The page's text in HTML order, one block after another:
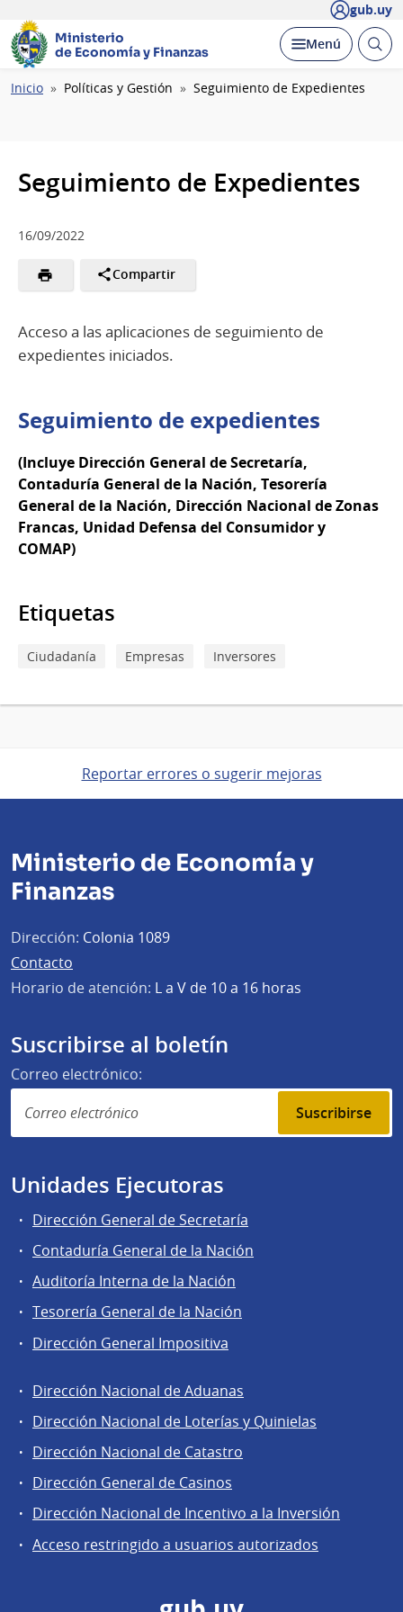
gub.uy
Ministerio
de Economía y Finanzas
Desplegar
Menú Abrir
Ruta
Inicio Políticas y Gestión Seguimiento de Expedientes
Seguimiento de Expedientes
16/09/2022
Compartir
Acceso a las aplicaciones de seguimiento de
expedientes iniciados.
Seguimiento de expedientes
(Incluye Dirección General de Secretaría,
Contaduría General de la Nación, Tesorería
General de la Nación, Dirección Nacional de Zonas
Francas, Unidad Defensa del Consumidor y
COMAP)
Etiquetas
Ciudadanía Empresas Inversores
Reportar errores o sugerir mejoras
Ministerio de Economía y
Finanzas
Dirección: Colonia 1089
Contacto
Horario de atención: L a V de 10 a 16 horas
Suscribirse al boletín
Correo electrónico:
Suscribirse
Unidades Ejecutoras
Dirección General de Secretaría
Contaduría General de la Nación
Auditoría Interna de la Nación
Tesorería General de la Nación
Dirección General Impositiva
Áreas
de
la
Dirección
General
de
Secretaría
Dirección Nacional de Aduanas
Dirección Nacional de Loterías y Quinielas
Dirección Nacional de Catastro
Dirección General de Casinos
Dirección Nacional de Incentivo a la Inversión
Acceso restringido a usuarios autorizados